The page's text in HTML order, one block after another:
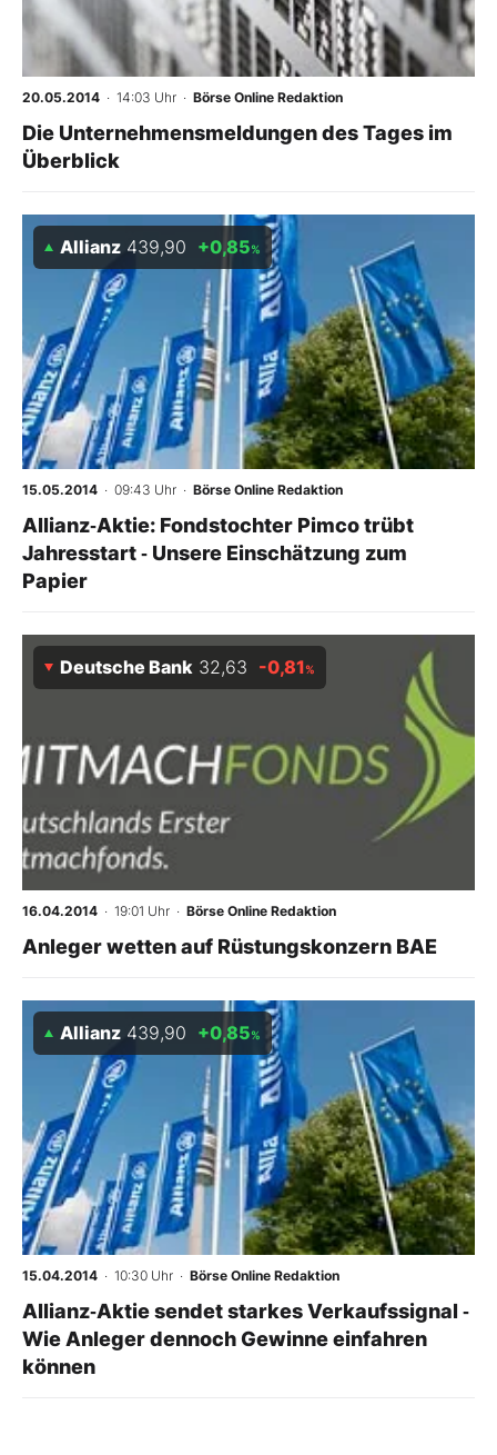
20.05.2014 · 14:03 Uhr · Börse Online Redaktion
Die Unternehmensmeldungen des Tages im
Überblick
Allianz 439,90 +0,85%
15.05.2014 · 09:43 Uhr · Börse Online Redaktion
Allianz‑Aktie: Fondstochter Pimco trübt
Jahresstart ‑ Unsere Einschätzung zum
Papier
Deutsche Bank 32,63 -0,81%
16.04.2014 · 19:01 Uhr · Börse Online Redaktion
Anleger wetten auf Rüstungskonzern BAE
Allianz 439,90 +0,85%
15.04.2014 · 10:30 Uhr · Börse Online Redaktion
Allianz‑Aktie sendet starkes Verkaufssignal ‑
Wie Anleger dennoch Gewinne einfahren
können